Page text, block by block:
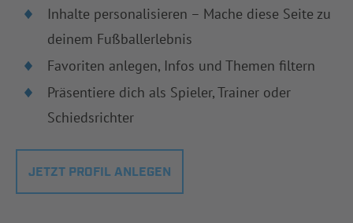
Inhalte personalisieren – Mache diese Seite zu
deinem Fußballerlebnis
Favoriten anlegen, Infos und Themen filtern
Präsentiere dich als Spieler, Trainer oder
Schiedsrichter
JETZT PROFIL ANLEGEN